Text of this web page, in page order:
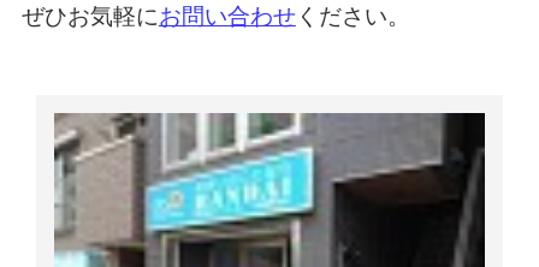
ぜひお気軽にお問い合わせ ください。